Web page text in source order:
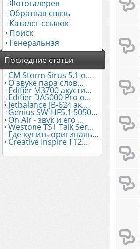
Фотогалерея
Обратная связь
Каталог ссылок
Поиск
Генеральная
Последние статьи
CM Storm Sirus 5.1 о...
О звуке пара слов...
Edifier М3700 акусти...
Edifier DA5000 Pro о...
Jetbalance JB-624 ак...
Genius SW-HF5.1 5050...
On Air - звук и его ...
Westone TS1 Talk Ser...
Где купить оригиналь...
Creative Inspire T12...